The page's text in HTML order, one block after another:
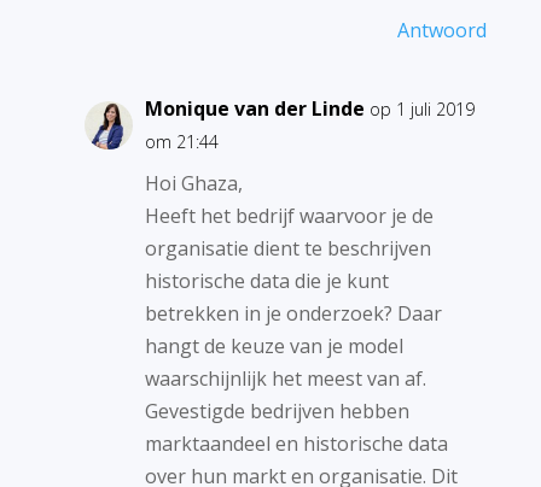
Antwoord
Monique van der Linde op 1 juli 2019
om 21:44
Hoi Ghaza,
Heeft het bedrijf waarvoor je de
organisatie dient te beschrijven
historische data die je kunt
betrekken in je onderzoek? Daar
hangt de keuze van je model
waarschijnlijk het meest van af.
Gevestigde bedrijven hebben
marktaandeel en historische data
over hun markt en organisatie. Dit